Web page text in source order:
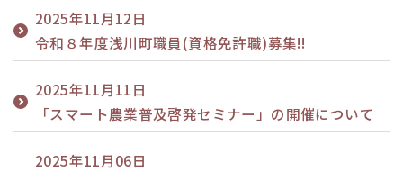
2025年11月12日
令和８年度浅川町職員(資格免許職)募集!!
2025年11月11日
「スマート農業普及啓発セミナー」の開催について
2025年11月06日